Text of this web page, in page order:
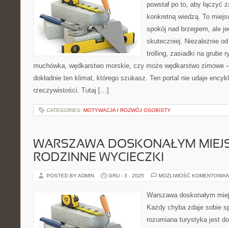
powstał po to, aby łączyć
konkretną wiedzą. To
spokój nad brzegiem, ale
skuteczniej. Niezależnie
trolling, zasiadki na grube
muchówka, wędkarstwo morskie, czy może wędkarstwo zimowe
dokładnie ten klimat, którego szukasz. Ten portal nie udaje
rzeczywistości. Tutaj […]
CATEGORIES: MOTYWACJA I ROZWÓJ OSOBISTY
WARSZAWA DOSKONAŁYM
RODZINNE WYCIECZKI
POSTED BY ADMIN GRU - 3 - 2025 MOŻLIWOŚĆ
Warszawa doskonałym
Każdy chyba zdaje sobie
rozumiana turystyka jest